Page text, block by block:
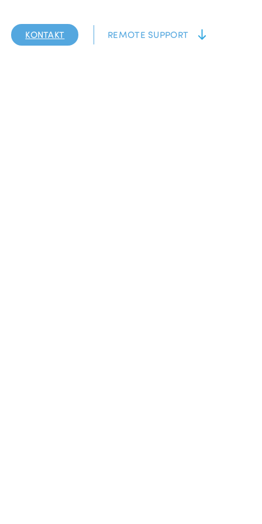
KONTAKT REMOTE SUPPORT